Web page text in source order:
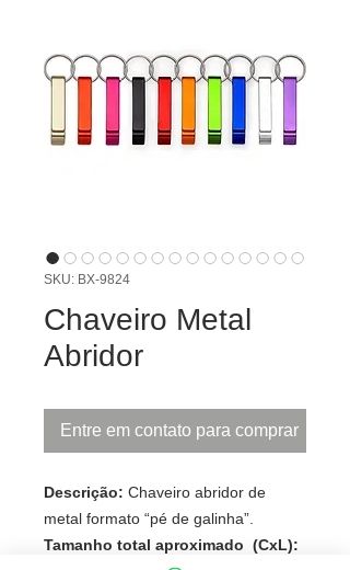
SKU: BX-9824
Chaveiro Metal
Abridor
Entre em contato para comprar
Descrição: Chaveiro abridor de
metal formato “pé de galinha”.
Tamanho total aproximado (CxL):